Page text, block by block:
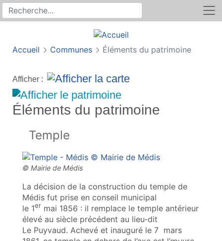
Recherche sur le site
Rechercher
Accueil Communes Éléments du patrimoine
Afficher :
Éléments du patrimoine
Temple
La décision de la construction du temple de
Médis fut prise en conseil municipal
le 1er mai 1856 : il remplace le temple antérieur
élevé au siècle précédent au lieu‑dit
Le Puyvaud. Achevé et inauguré le 7 mars